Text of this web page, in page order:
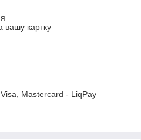
вашу картку
Mastercard - LiqPay